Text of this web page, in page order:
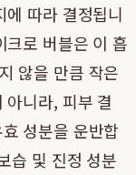
따라 결정됩니
크로 버블은 이 흡
않을 만큼 작은
아니라, 피부 결
성분을 운반합
습 및 진정 성분